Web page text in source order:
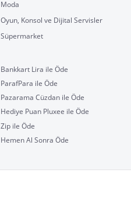
Moda
Oyun, Konsol ve Dijital Servisler
Süpermarket
Bankkart Lira ile Öde
ParafPara ile Öde
Pazarama Cüzdan ile Öde
Hediye Puan Pluxee ile Öde
Zip ile Öde
Hemen Al Sonra Öde